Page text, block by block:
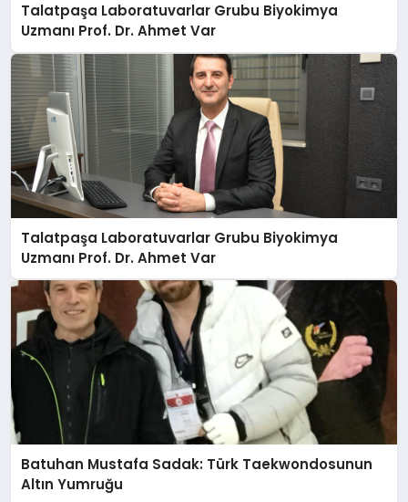
Talatpaşa Laboratuvarlar Grubu Biyokimya
Uzmanı Prof. Dr. Ahmet Var
Talatpaşa Laboratuvarlar Grubu Biyokimya
Uzmanı Prof. Dr. Ahmet Var
Batuhan Mustafa Sadak: Türk Taekwondosunun
Altın Yumruğu